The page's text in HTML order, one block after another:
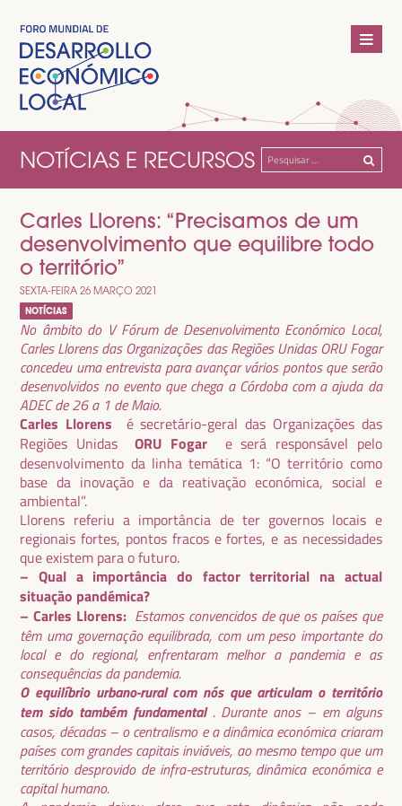
NOTÍCIAS E RECURSOS Pesquisar
por:
Carles Llorens: “Precisamos de um
desenvolvimento que equilibre todo
o território”
SEXTA-FEIRA 26 MARÇO 2021
NOTÍCIAS
No âmbito do V Fórum de Desenvolvimento Económico Local,
Carles Llorens das Organizações das Regiões Unidas ORU Fogar
concedeu uma entrevista para avançar vários pontos que serão
desenvolvidos no evento que chega a Córdoba com a ajuda da
ADEC de 26 a 1 de Maio.
Carles Llorens é secretário-geral das Organizações das
Regiões UnidasORU Fogar e será responsável pelo
desenvolvimento da linha temática 1: “O território como
base da inovação e da reativação económica, social e
ambiental”.
Llorens referiu a importância de ter governos locais e
regionais fortes, pontos fracos e fortes, e as necessidades
que existem para o futuro.
– Qual a importância do factor territorial na actual
situação pandémica?
– Carles Llorens: Estamos convencidos de que os países que
têm uma governação equilibrada, com um peso importante do
local e do regional, enfrentaram melhor a pandemia e as
consequências da pandemia.
O equilíbrio urbano-rural com nós que articulam o território
tem sido também fundamental. Durante anos – em alguns
casos, décadas – o centralismo e a dinâmica económica criaram
países com grandes capitais inviáveis, ao mesmo tempo que um
território desprovido de infra-estruturas, dinâmica económica e
capital humano.